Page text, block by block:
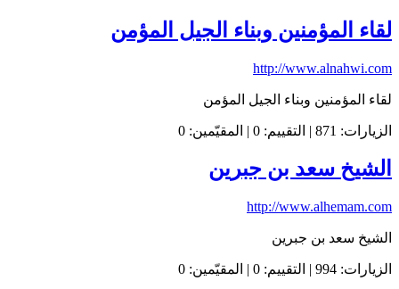
لقاء المؤمنين وبناء الجيل المؤمن
http://www.alnahwi.com
لقاء المؤمنين وبناء الجيل المؤمن
الزيارات: 871 | التقييم: 0 | المقيّمين: 0
الشيخ سعد بن جبرين
http://www.alhemam.com
الشيخ سعد بن جبرين
الزيارات: 994 | التقييم: 0 | المقيّمين: 0